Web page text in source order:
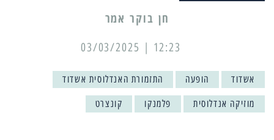
12:23 | 03/03/2025
אשדוד הופעה התזמורת האנדלוסית אשדוד
מוזיקה אנדלוסית פלמנקו קונצרט